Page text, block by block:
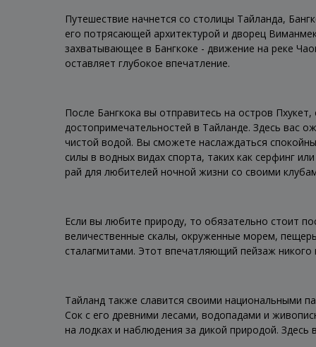
Путешествие начнется со столицы Тайланда,
его потрясающей архитектурой и дворец
захватывающее в Бангкоке - движение на реке
оставляет глубокое впечатление.
После Бангкока вы отправитесь на остров
достопримечательностей в Тайланде. Здесь вас
чистой водой. Вы сможете наслаждаться
силы в водных видах спорта, таких как серфинг
рай для любителей ночной жизни со своими
Если вы любите природу, то обязательно стоит
величественные скалы, окруженные морем,
сталагмитами. Этот впечатляющий пейзаж
Тайланд также славится своими национальными
Сок с его древними лесами, водопадами и
на лодках и наблюдения за дикой природой.